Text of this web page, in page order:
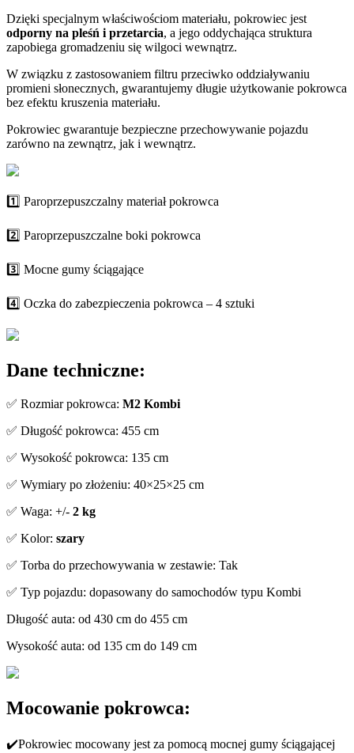
Dzięki specjalnym właściwościom materiału, pokrowiec jest
odporny na pleśń i przetarcia, a jego oddychająca struktura
zapobiega gromadzeniu się wilgoci wewnątrz.
W związku z zastosowaniem filtru przeciwko oddziaływaniu
promieni słonecznych, gwarantujemy długie użytkowanie pokrowca
bez efektu kruszenia materiału.
Pokrowiec gwarantuje bezpieczne przechowywanie pojazdu
zarówno na zewnątrz, jak i wewnątrz.
1️⃣ Paroprzepuszczalny materiał pokrowca
2️⃣ Paroprzepuszczalne boki pokrowca
3️⃣ Mocne gumy ściągające
4️⃣ Oczka do zabezpieczenia pokrowca – 4 sztuki
Dane techniczne:
✅ Rozmiar pokrowca: M2 Kombi
✅ Długość pokrowca: 455 cm
✅ Wysokość pokrowca: 135 cm
✅ Wymiary po złożeniu: 40×25×25 cm
✅ Waga: +/- 2 kg
✅ Kolor: szary
✅ Torba do przechowywania w zestawie: Tak
✅ Typ pojazdu: dopasowany do samochodów typu Kombi
Długość auta: od 430 cm do 455 cm
Wysokość auta: od 135 cm do 149 cm
Mocowanie pokrowca:
✔️Pokrowiec mocowany jest za pomocą mocnej gumy ściągającej